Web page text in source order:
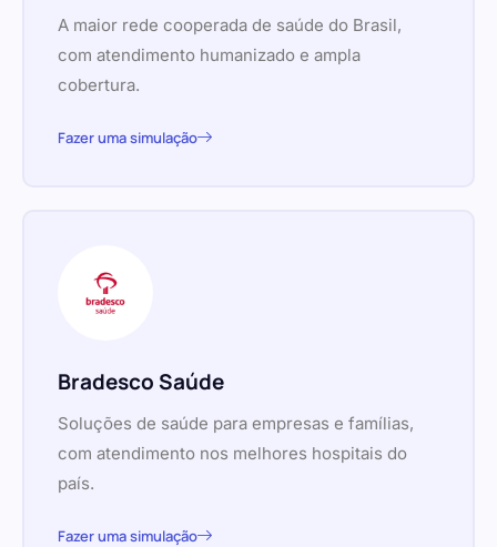
A maior rede cooperada de saúde do Brasil,
com atendimento humanizado e ampla
cobertura.
Fazer uma simulação
Bradesco Saúde
Soluções de saúde para empresas e famílias,
com atendimento nos melhores hospitais do
país.
Fazer uma simulação